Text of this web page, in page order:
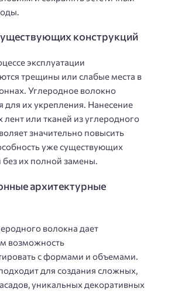
конструкций
эксплуатации
трещины или слабые места в
Углеродное волокно
для их укрепления. Нанесение
лент или тканей из углеродного
значительно повысить
уже существующих
без их полной замены.
архитектурные
волокна дает
возможность
с формами и объемами.
для создания сложных,
уникальных декоративных